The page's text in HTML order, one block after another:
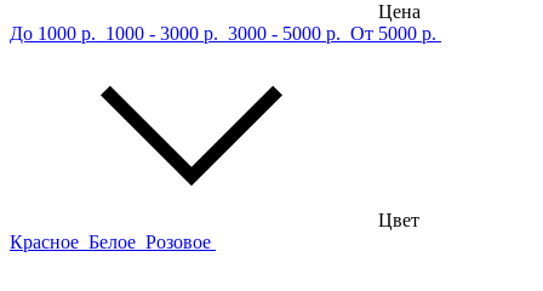
Цена
До 1000 р. 1000 - 3000 р. 3000 - 5000 р. От 5000 р.
Цвет
Красное Белое Розовое